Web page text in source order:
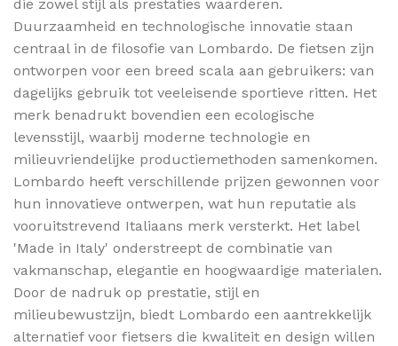
die zowel stijl als prestaties waarderen.
Duurzaamheid en technologische innovatie staan
centraal in de filosofie van Lombardo. De fietsen zijn
ontworpen voor een breed scala aan gebruikers: van
dagelijks gebruik tot veeleisende sportieve ritten. Het
merk benadrukt bovendien een ecologische
levensstijl, waarbij moderne technologie en
milieuvriendelijke productiemethoden samenkomen.
Lombardo heeft verschillende prijzen gewonnen voor
hun innovatieve ontwerpen, wat hun reputatie als
vooruitstrevend Italiaans merk versterkt. Het label
'Made in Italy' onderstreept de combinatie van
vakmanschap, elegantie en hoogwaardige materialen.
Door de nadruk op prestatie, stijl en
milieubewustzijn, biedt Lombardo een aantrekkelijk
alternatief voor fietsers die kwaliteit en design willen